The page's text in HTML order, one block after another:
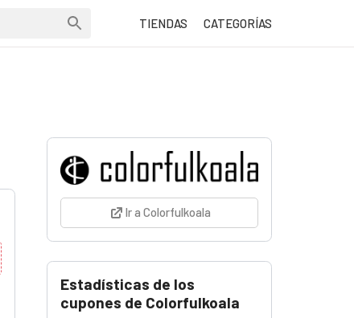
TIENDAS CATEGORÍAS
Ir a Colorfulkoala
Estadísticas de los
cupones de Colorfulkoala